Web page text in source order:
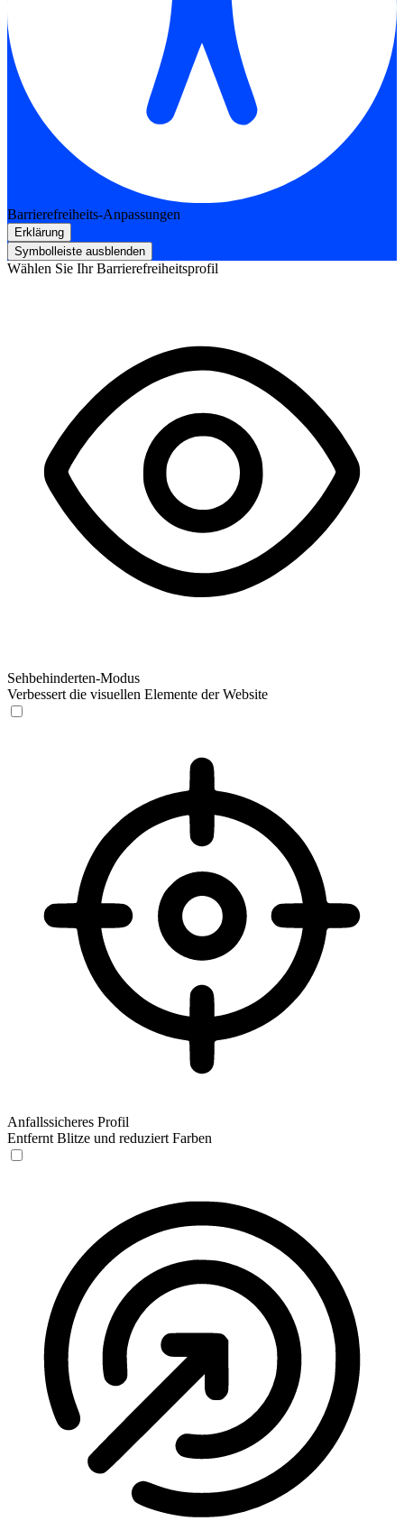
Barrierefreiheits-Anpassungen
Erklärung
Symbolleiste ausblenden
Wählen Sie Ihr Barrierefreiheitsprofil
Sehbehinderten-Modus
Verbessert die visuellen Elemente der Website
Anfallssicheres Profil
Entfernt Blitze und reduziert Farben